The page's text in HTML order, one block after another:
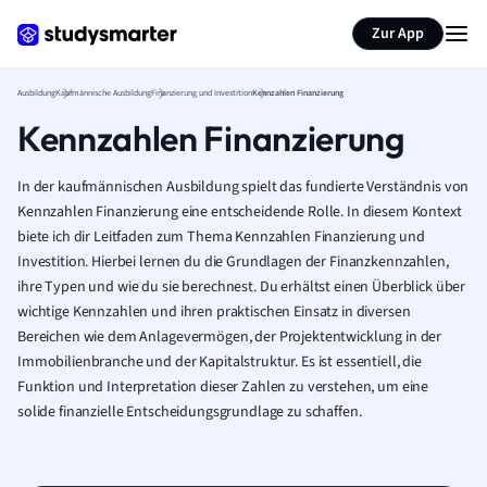
Zur App
AusbildungKaufmännische AusbildungFinanzierung und InvestitionKennzahlen Finanzierung
Kennzahlen Finanzierung
In der kaufmännischen Ausbildung spielt das fundierte Verständnis von
Kennzahlen Finanzierung eine entscheidende Rolle. In diesem Kontext
biete ich dir Leitfaden zum Thema Kennzahlen Finanzierung und
Investition. Hierbei lernen du die Grundlagen der Finanzkennzahlen,
ihre Typen und wie du sie berechnest. Du erhältst einen Überblick über
wichtige Kennzahlen und ihren praktischen Einsatz in diversen
Bereichen wie dem Anlagevermögen, der Projektentwicklung in der
Immobilienbranche und der Kapitalstruktur. Es ist essentiell, die
Funktion und Interpretation dieser Zahlen zu verstehen, um eine
solide finanzielle Entscheidungsgrundlage zu schaffen.